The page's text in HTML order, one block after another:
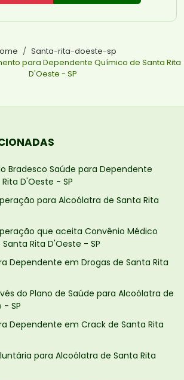
Santa-rita-doeste-sp
para Dependente Químico de Santa Rita
D'Oeste - SP
Bradesco Saúde para Dependente
D'Oeste - SP
para Alcoólatra de Santa Rita
que aceita Convênio Médico
Rita D'Oeste - SP
Dependente em Drogas de Santa Rita
do Plano de Saúde para Alcoólatra de
- SP
Dependente em Crack de Santa Rita
para Alcoólatra de Santa Rita